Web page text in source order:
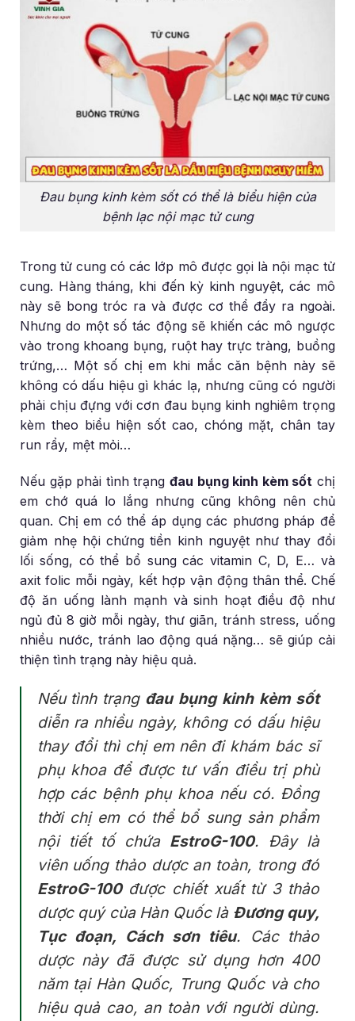
Đau bụng kinh kèm sốt có thể là biểu hiện của
bệnh lạc nội mạc tử cung
Trong tử cung có các lớp mô được gọi là nội mạc tử
cung. Hàng tháng, khi đến kỳ kinh nguyệt, các mô
này sẽ bong tróc ra và được cơ thể đẩy ra ngoài.
Nhưng do một số tác động sẽ khiến các mô ngược
vào trong khoang bụng, ruột hay trực tràng, buồng
trứng,… Một số chị em khi mắc căn bệnh này sẽ
không có dấu hiệu gì khác lạ, nhưng cũng có người
phải chịu đựng với cơn đau bụng kinh nghiêm trọng
kèm theo biểu hiện sốt cao, chóng mặt, chân tay
run rẩy, mệt mỏi…
Nếu gặp phải tình trạng đau bụng kinh kèm sốt chị
em chớ quá lo lắng nhưng cũng không nên chủ
quan. Chị em có thể áp dụng các phương pháp để
giảm nhẹ hội chứng tiền kinh nguyệt như thay đổi
lối sống, có thể bổ sung các vitamin C, D, E… và
axit folic mỗi ngày, kết hợp vận động thân thể. Chế
độ ăn uống lành mạnh và sinh hoạt điều độ như
ngủ đủ 8 giờ mỗi ngày, thư giãn, tránh stress, uống
nhiều nước, tránh lao động quá nặng… sẽ giúp cải
thiện tình trạng này hiệu quả.
Nếu tình trạng đau bụng kinh kèm sốt
diễn ra nhiều ngày, không có dấu hiệu
thay đổi thì chị em nên đi khám bác sĩ
phụ khoa để được tư vấn điều trị phù
hợp các bệnh phụ khoa nếu có. Đồng
thời chị em có thể bổ sung sản phẩm
nội tiết tố chứa EstroG-100. Đây là
viên uống thảo dược an toàn, trong đó
EstroG-100được chiết xuất từ 3 thảo
dược quý của Hàn Quốc là Đương quy,
Tục đoạn, Cách sơn tiêu. Các thảo
dược này đã được sử dụng hơn 400
năm tại Hàn Quốc, Trung Quốc và cho
hiệu quả cao, an toàn với người dùng.